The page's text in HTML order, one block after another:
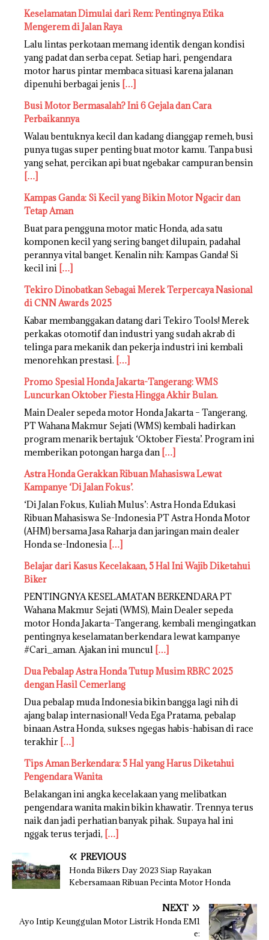
Keselamatan Dimulai dari Rem: Pentingnya Etika
Mengerem di Jalan Raya
Lalu lintas perkotaan memang identik dengan kondisi
yang padat dan serba cepat. Setiap hari, pengendara
motor harus pintar membaca situasi karena jalanan
dipenuhi berbagai jenis […]
Busi Motor Bermasalah? Ini 6 Gejala dan Cara
Perbaikannya
Walau bentuknya kecil dan kadang dianggap remeh, busi
punya tugas super penting buat motor kamu. Tanpa busi
yang sehat, percikan api buat ngebakar campuran bensin
[…]
Kampas Ganda: Si Kecil yang Bikin Motor Ngacir dan
Tetap Aman
Buat para pengguna motor matic Honda, ada satu
komponen kecil yang sering banget dilupain, padahal
perannya vital banget. Kenalin nih: Kampas Ganda! Si
kecil ini […]
Tekiro Dinobatkan Sebagai Merek Terpercaya Nasional
di CNN Awards 2025
Kabar membanggakan datang dari Tekiro Tools! Merek
perkakas otomotif dan industri yang sudah akrab di
telinga para mekanik dan pekerja industri ini kembali
menorehkan prestasi. […]
Promo Spesial Honda Jakarta-Tangerang: WMS
Luncurkan Oktober Fiesta Hingga Akhir Bulan.
Main Dealer sepeda motor Honda Jakarta – Tangerang,
PT Wahana Makmur Sejati (WMS) kembali hadirkan
program menarik bertajuk ‘Oktober Fiesta’. Program ini
memberikan potongan harga dan […]
Astra Honda Gerakkan Ribuan Mahasiswa Lewat
Kampanye ‘Di Jalan Fokus’.
‘Di Jalan Fokus, Kuliah Mulus’: Astra Honda Edukasi
Ribuan Mahasiswa Se-Indonesia PT Astra Honda Motor
(AHM) bersama Jasa Raharja dan jaringan main dealer
Honda se-Indonesia […]
Belajar dari Kasus Kecelakaan, 5 Hal Ini Wajib Diketahui
Biker
PENTINGNYA KESELAMATAN BERKENDARA PT
Wahana Makmur Sejati (WMS), Main Dealer sepeda
motor Honda Jakarta–Tangerang, kembali mengingatkan
pentingnya keselamatan berkendara lewat kampanye
#Cari_aman. Ajakan ini muncul […]
Dua Pebalap Astra Honda Tutup Musim RBRC 2025
dengan Hasil Cemerlang
Dua pebalap muda Indonesia bikin bangga lagi nih di
ajang balap internasional! Veda Ega Pratama, pebalap
binaan Astra Honda, sukses ngegas habis-habisan di race
terakhir […]
Tips Aman Berkendara: 5 Hal yang Harus Diketahui
Pengendara Wanita
Belakangan ini angka kecelakaan yang melibatkan
pengendara wanita makin bikin khawatir. Trennya terus
naik dan jadi perhatian banyak pihak. Supaya hal ini
nggak terus terjadi, […]
PREVIOUS
Honda Bikers Day 2023 Siap Rayakan
Kebersamaan Ribuan Pecinta Motor Honda
NEXT
Ayo Intip Keunggulan Motor Listrik Honda EM1
e: